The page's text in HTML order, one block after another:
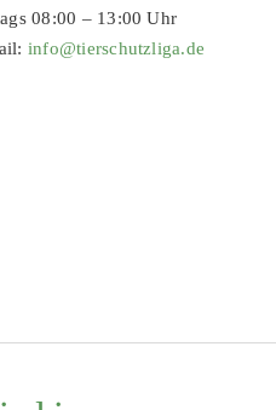
08:00 – 13:00 Uhr
info@tierschutzliga.de